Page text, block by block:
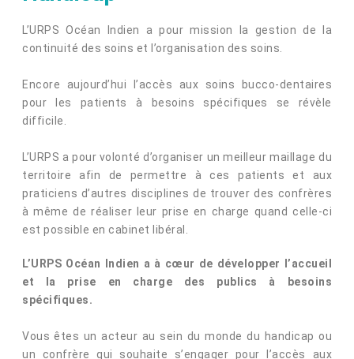
L’URPS Océan Indien a pour mission la gestion de la
continuité des soins et l’organisation des soins.
Encore aujourd’hui l’accès aux soins bucco-dentaires
pour les patients à besoins spécifiques se révèle
difficile.
L’URPS a pour volonté d’organiser un meilleur maillage du
territoire afin de permettre à ces patients et aux
praticiens d’autres disciplines de trouver des confrères
à même de réaliser leur prise en charge quand celle-ci
est possible en cabinet libéral.
L’URPS Océan Indien a à cœur de développer l’accueil
et la prise en charge des publics à besoins
spécifiques.
Vous êtes un acteur au sein du monde du handicap ou
un confrère qui souhaite s’engager pour l’accès aux